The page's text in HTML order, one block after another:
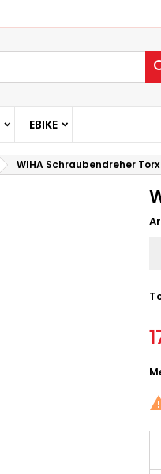
EBIKE
WIHA Schraubendreher Torx